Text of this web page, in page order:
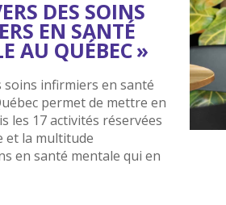
DES SOINS
EN SANTÉ
AU QUÉBEC »
soins infirmiers en santé
permet de mettre en
les 17 activités réservées
et la multitude
en santé mentale qui en